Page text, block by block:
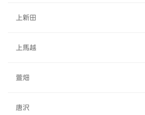
上新田
上馬越
萱畑
唐沢